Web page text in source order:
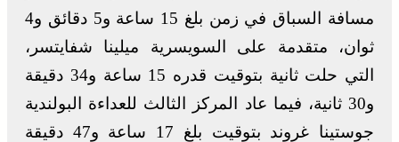
مسافة السباق في زمن بلغ 15 ساعة و5 دقائق و4
ثوان، متقدمة على السويسرية ميلينا شفايتسر،
التي حلت ثانية بتوقيت قدره 15 ساعة و34 دقيقة
و30 ثانية، فيما عاد المركز الثالث للعداءة البولندية
جوستينا غروند بتوقيت بلغ 17 ساعة و47 دقيقة